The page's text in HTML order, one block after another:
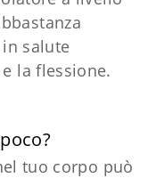
salute
la flessione.
tuo corpo può